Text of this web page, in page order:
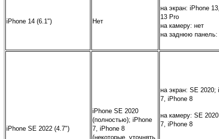
iPhone 14 (6.1") Нет
на экран: iPhone
13 Pro
на камеру: нет
на заднюю панель:
iPhone SE 2022 (4.7")
iPhone SE 2020
(полностью); iPhone
7, iPhone 8
(некоторые, уточнять
на экран: SE 2020;
7, iPhone 8
на камеру: SE
7, iPhone 8